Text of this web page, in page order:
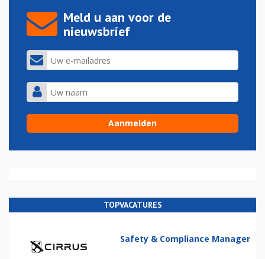
Meld u aan voor de
nieuwsbrief
TOPVACATURES
Safety & Compliance Manager